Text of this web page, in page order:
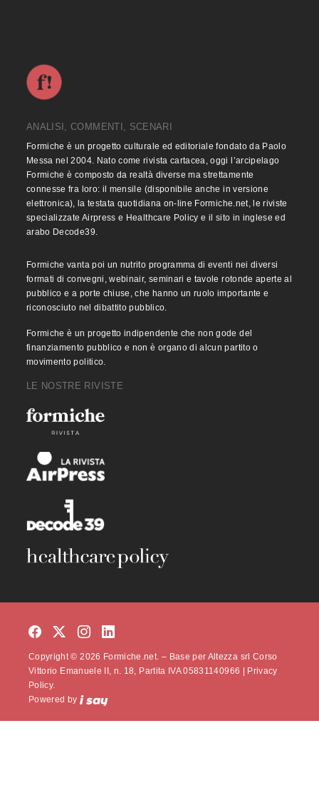
ANALISI, COMMENTI, SCENARI
Formiche è un progetto culturale ed editoriale fondato da Paolo
Messa nel 2004. Nato come rivista cartacea, oggi l’arcipelago
Formiche è composto da realtà diverse ma strettamente
connesse fra loro: il mensile (disponibile anche in versione
elettronica), la testata quotidiana on-line Formiche.net, le riviste
specializzate Airpress e Healthcare Policy e il sito in inglese ed
arabo Decode39.
Formiche vanta poi un nutrito programma di eventi nei diversi
formati di convegni, webinair, seminari e tavole rotonde aperte al
pubblico e a porte chiuse, che hanno un ruolo importante e
riconosciuto nel dibattito pubblico.
Formiche è un progetto indipendente che non gode del
finanziamento pubblico e non è organo di alcun partito o
movimento politico.
LE NOSTRE RIVISTE
Copyright © 2026 Formiche.net. – Base per Altezza srl Corso
Vittorio Emanuele II, n. 18, Partita IVA 05831140966 |
Privacy
Policy.
Powered by